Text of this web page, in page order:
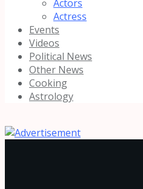
Actors
Actress
Events
Videos
Political News
Other News
Cooking
Astrology